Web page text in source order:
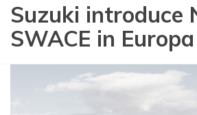
Suzuki introduce
SWACE in Europa